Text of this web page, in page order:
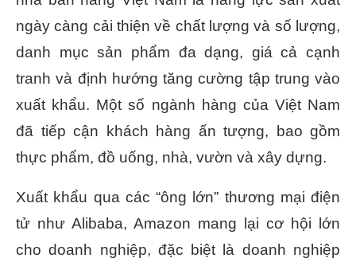
ngày càng cải thiện về chất lượng và số lượng,
danh mục sản phẩm đa dạng, giá cả cạnh
tranh và định hướng tăng cường tập trung vào
xuất khẩu. Một số ngành hàng của Việt Nam
đã tiếp cận khách hàng ấn tượng, bao gồm
thực phẩm, đồ uống, nhà, vườn và xây dựng.
Xuất khẩu qua các “ông lớn” thương mại điện
tử như Alibaba, Amazon mang lại cơ hội lớn
cho doanh nghiệp, đặc biệt là doanh nghiệp